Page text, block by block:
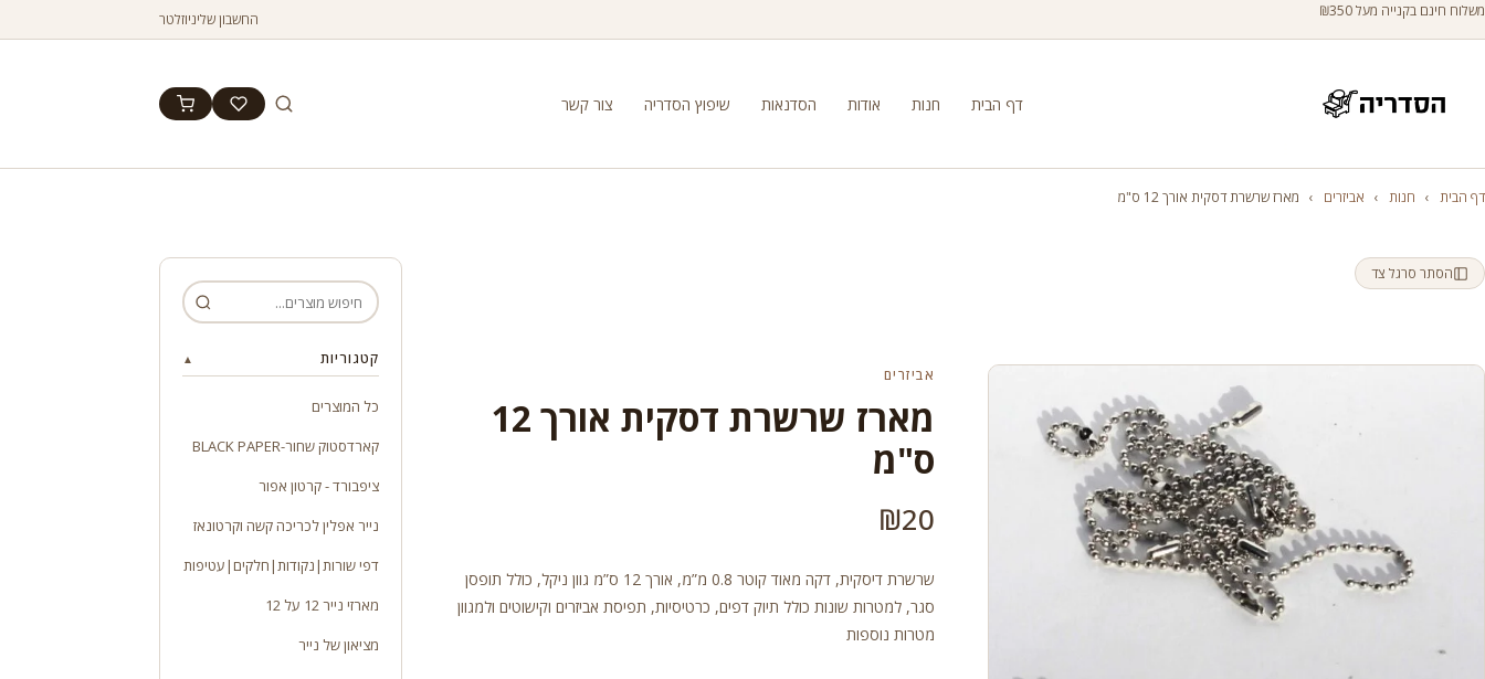
משלוח חינם בקנייה מעל ₪350 החשבון שליניוזלטר
דף הבית חנות אודות הסדנאות שיפוץ הסדריה צור קשר
דף הבית › חנות › אביזרים › מארז שרשרת דסקית אורך 12 ס"מ
הסתר סרגל צד
אביזרים
מארז שרשרת דסקית אורך 12
ס"מ
₪20
שרשרת דיסקית, דקה מאוד קוטר 0.8 מ”מ, אורך 12 ס”מ גוון ניקל, כולל תופסן
סגר, למטרות שונות כולל תיוק דפים, כרטיסיות, תפיסת אביזרים וקישוטים ולמגוון
מטרות נוספות
קטגוריות ▲
כל המוצרים
קארדסטוק שחור-BLACK PAPER
ציפבורד - קרטון אפור
נייר אפלין לכריכה קשה וקרטונאז
דפי שורות|נקודות|חלקים|עטיפות
מארזי נייר 12 על 12
מציאון של נייר